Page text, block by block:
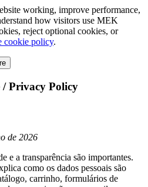
working, improve performance,
how visitors use MEK
reject optional cookies, or
cookie policy.
Privacy Policy
de 2026
e a transparência são importantes.
como os dados pessoais são
carrinho, formulários de